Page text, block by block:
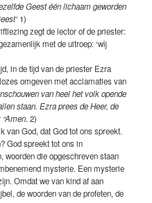
Geest één lichaam geworden
1)
zegt de lector of de priester:
met de uitroep: ‘wij
in de tijd van de priester Ezra
omgeven met acclamaties van
van heel het volk opende
staan. Ezra prees de Heer, de
. 2)
van God, dat God tot ons spreekt.
God spreekt tot ons in
woorden die opgeschreven staan
mysterie. Een mysterie
Omdat we van kind af aan
de woorden van de profeten, de